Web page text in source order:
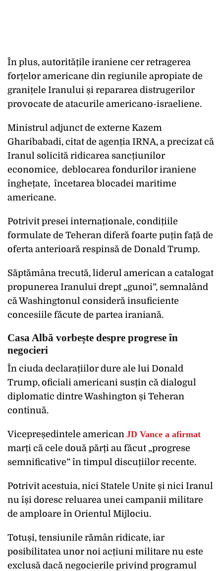
În plus, autoritățile iraniene cer retragerea
forțelor americane din regiunile apropiate de
granițele Iranului și repararea distrugerilor
provocate de atacurile americano-israeliene.
Ministrul adjunct de externe Kazem
Gharibabadi, citat de agenția IRNA, a precizat că
Iranul solicită ridicarea sancțiunilor
economice, deblocarea fondurilor iraniene
înghețate, încetarea blocadei maritime
americane.
Potrivit presei internaționale, condițiile
formulate de Teheran diferă foarte puțin față de
oferta anterioară respinsă de Donald Trump.
Săptămâna trecută, liderul american a catalogat
propunerea Iranului drept „gunoi”, semnalând
că Washingtonul consideră insuficiente
concesiile făcute de partea iraniană.
Casa Albă vorbește despre progrese în
negocieri
În ciuda declarațiilor dure ale lui Donald
Trump, oficiali americani susțin că dialogul
diplomatic dintre Washington și Teheran
continuă.
Vicepreședintele american JD Vance a afirmat
marți că cele două părți au făcut „progrese
semnificative” în timpul discuțiilor recente.
Potrivit acestuia, nici Statele Unite și nici Iranul
nu își doresc reluarea unei campanii militare
de amploare în Orientul Mijlociu.
Totuși, tensiunile rămân ridicate, iar
posibilitatea unor noi acțiuni militare nu este
exclusă dacă negocierile privind programul